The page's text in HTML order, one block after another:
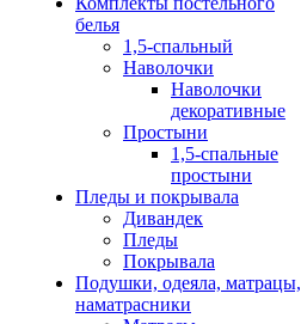
белья
1,5-спальный
Наволочки
Наволочки
декоративные
Простыни
1,5-спальные
простыни
Пледы и покрывала
Дивандек
Пледы
Покрывала
Подушки, одеяла, матрацы,
наматрасники